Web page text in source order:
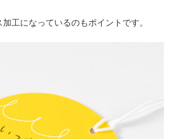
工になっているのもポイントです。